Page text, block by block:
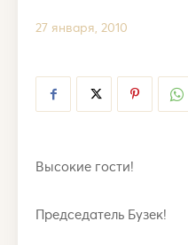
27 января, 2010
Высокие гости!
Председатель Бузек!